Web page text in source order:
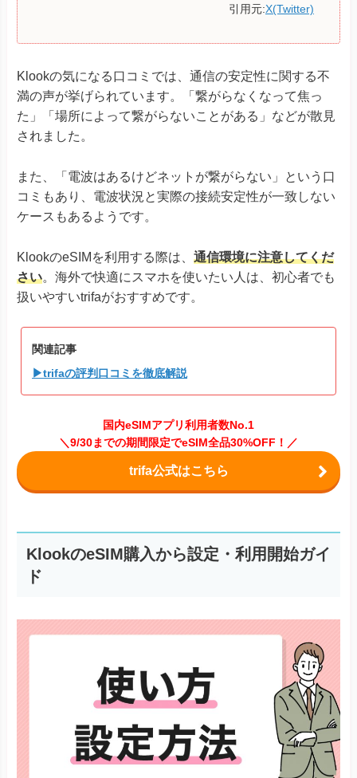
引用元:X(Twitter)
Klookの気になる口コミでは、通信の安定性に関する不
満の声が挙げられています。「繋がらなくなって焦っ
た」「場所によって繋がらないことがある」などが散見
されました。
また、「電波はあるけどネットが繋がらない」という口
コミもあり、電波状況と実際の接続安定性が一致しない
ケースもあるようです。
KlookのeSIMを利用する際は、 通信環境に注意してくだ
さい。海外で快適にスマホを使いたい人は、初心者でも
扱いやすいtrifaがおすすめです。
関連記事
▶trifaの評判口コミを徹底解説
国内eSIMアプリ利用者数No.1
＼9/30までの期間限定でeSIM全品30%OFF！／
trifa公式はこちら
KlookのeSIM購入から設定・利用開始ガイ
ド